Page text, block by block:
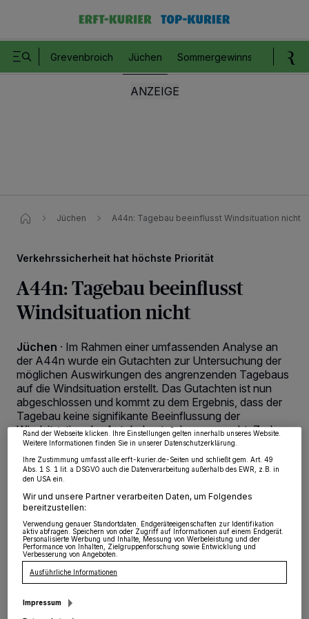
Grevenbroich Jüchen Sommergewinnspiel
Jüchen A44n: Tagebau beeinflusst Windsituation nicht​
Verkehrssicherheit hat höchste Priorität
A44n: Tagebau beeinflusst
Windsituation nicht
Jüchen · Im Rahmen einer umfassenden Analyse an
der A44n wurde ein Gutachten zur Untersuchung der
möglichen Auswirkungen des angrenzenden Tagebaus
auf die Windsituation erstellt. Das Gutachten ist nun
abgeschlossen und kommt zu dem Ergebnis, dass der
Tagebau keine signifikante Beeinflussung der
Windsituation der Autobahnstrecke verursacht. Zudem
seien die von der Autobahn GmbH des Bundes bereits
frühzeitig veranlassten Maßnahmen angemessen.
Wir und unsere
-Partner speichern und greifen auf personenbezogene Daten
wie Browserdaten oder eindeutige Kennungen auf Ihrem Gerät zu. Durch Auswahl
von OK aktivieren Sie Tracking-Technologien für die unter „Wir und unsere
Partner verarbeiten Daten, um Ihnen Dienste bereitzustellen“ aufgeführten
möglicherweise nicht mehr so relevant für Sie. Sie können dieses Menü jederzeit
wieder aufrufen, um Ihre Einstellungen zu ändern oder Ihre Einwilligung zu
widerrufen, indem Sie auf den Link Einstellungen oder Ablehnen am unteren
Rand der Webseite klicken. Ihre Einstellungen gelten innerhalb unseres Website.
Weitere Informationen finden Sie in unserer Datenschutzerklärung.
Ihre Zustimmung umfasst alle erft-kurier.de-Seiten und schließt gem. Art. 49
Abs. 1 S. 1 lit. a DSGVO auch die Datenverarbeitung außerhalb des EWR, z.B. in
den USA ein.
Wir und unsere Partner verarbeiten Daten, um Folgendes
bereitzustellen:
Verwendung genauer Standortdaten. Endgeräteeigenschaften zur Identifikation
aktiv abfragen. Speichern von oder Zugriff auf Informationen auf einem Endgerät.
Personalisierte Werbung und Inhalte, Messung von Werbeleistung und der
Performance von Inhalten, Zielgruppenforschung sowie Entwicklung und
Verbesserung von Angeboten.
Ausführliche Informationen
Impressum